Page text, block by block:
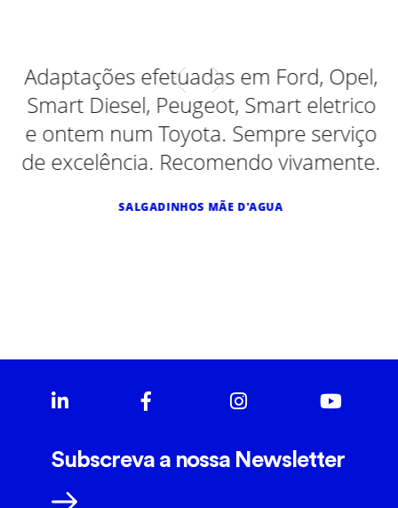
Adaptações efetuadas em Ford, Opel,
Smart Diesel, Peugeot, Smart eletrico
e ontem num Toyota. Sempre serviço
de excelência. Recomendo vivamente.
SALGADINHOS MÃE D'AGUA
Subscreva a nossa Newsletter